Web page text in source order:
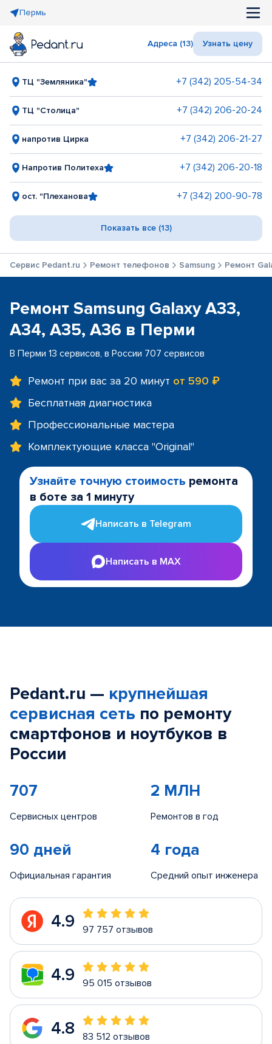
Пермь
Адреса (13) Узнать цену
ТЦ "Земляника" +7 (342) 205-54-34
ТЦ "Столица" +7 (342) 206-20-24
напротив Цирка +7 (342) 206-21-27
Напротив Политеха +7 (342) 206-20-18
ост. "Плеханова +7 (342) 200-90-78
Показать все (13)
Сервис Pedant.ru Ремонт телефонов Samsung Ремонт
Ремонт Samsung Galaxy A33,
A34, A35, A36 в Перми
В Перми 13 сервисов, в России 707 сервисов
Ремонт при вас за 20 минут от 590 ₽
Бесплатная диагностика
Профессиональные мастера
Комплектующие класса "Original"
Узнайте точную стоимость ремонта
в боте за 1 минуту
Написать в Telegram
Написать в MAX
Pedant.ru — крупнейшая
сервисная сеть по ремонту
смартфонов и ноутбуков в
России
707
Сервисных центров
2 МЛН
Ремонтов в год
90 дней
Официальная гарантия
4 года
Средний опыт инженера
4.9 97 757 отзывов
4.9 95 015 отзывов
4.8 83 512 отзывов